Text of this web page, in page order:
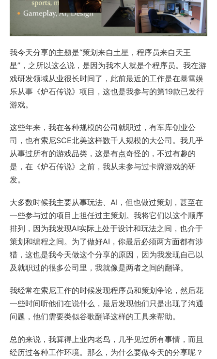
我今天分享的主题是“策划来自土星，程序员来自天王
星”，之所以这么说，是因为我本人就是个程序员。我在游
戏研发领域从业很长时间了，此前最近的工作是在暴雪娱
乐从事《炉石传说》项目，这也是我参与的第19款已发行
游戏。
这些年来，我在各种规模的公司就职过，有车库创业公
司，也有索尼SCE北美这样数千人规模的大公司。我几乎
从事过所有的游戏品类，这是有点奇怪的，不过有趣的
是，在《炉石传说》之前，我从未参与过卡牌游戏的研
发。
大多数时候我主要从事玩法、AI，但也做过策划，甚至在
一些参与过的项目上担任过主策划。我将它们以这个顺序
排列，因为我发现AI实际上处于设计和玩法之间，也介于
策划和编程之间。为了做好AI，你最后必须两方面都有涉
猎，这也是我今天做这个分享的原因，因为我发现自己以
及就职过的很多公司里，我就像是两者之间的翻译。
我经常在索尼工作的时候发现程序员和策划争论，然后花
一些时间听他们在说什么，最后发现他们只是出现了沟通
问题，他们需要类似谷歌翻译这样的工具来帮助。
总的来说，我算得上业内老鸟，几乎见过所有事情，而且
经历过各种工作环境。那么，为什么要做今天的分享呢？